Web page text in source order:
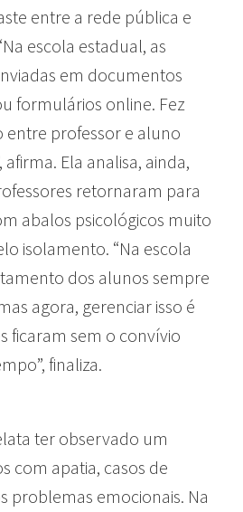
entre a rede pública e
escola estadual, as
em documentos
formulários online. Fez
entre professor e aluno
afirma. Ela analisa, ainda,
retornaram para
abalos psicológicos muito
isolamento. “Na escola
dos alunos sempre
agora, gerenciar isso é
ficaram sem o convívio
finaliza.
ter observado um
com apatia, casos de
problemas emocionais. Na